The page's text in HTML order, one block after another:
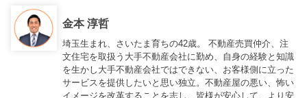
金本 淳哲
埼玉生まれ、さいたま育ちの42歳。 不動産売買仲介、注
文住宅を取扱う大手不動産会社に勤め、自身の経験と知識
を生かし大手不動産会社ではできない、お客様側に立った
サービスを提供したいと思い独立。不動産屋の悪い、怖い
イメージを改革することを志し、皆様が安心して、より安